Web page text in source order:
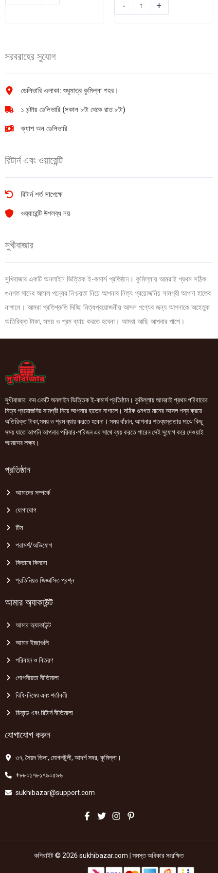
মিল্কি
বেবি
quantity
-
বেবি
ক্রিম
+
সরবরাহের সুযোগ
ডেলিভারি এলাকা: শুধুমাত্র কুমিল্লা শহর।
১ ঘন্টায় ডেলিভারি (সকাল ৮টা থেকে রাত ৮টা)
ক্যাশ অন ডেলিভারি
রিটার্ন এবং ওয়ারেন্টি
রিটার্ন শর্ত সাপেক্ষে
ওয়্যারেন্টি উপলব্ধ নয়
সুখীবাজার
সুখিবাজার একটি অনলাইন ভিত্তিক ই-কমার্স প্রতিষ্ঠান। কুমিল্লায় আমরাই প্রথম সঠিক
গুনগত মানের আসল পন্যের নিশ্চয়তা নিয়ে আপনার নিত্য প্রয়োজনিয় সামগ্রী আপনা হাতের
নাগালে। আমরা প্রতিশ্রুতি দিচ্ছি নিত্যপ্রয়োজনীয় আসল পণ্যের জন্য আপনাকে অহেতুক
অতিরিক্ত টাকা, সময় ও শ্রম ব্যায় করতে হবেনা। আমরা আছি আপনার পাশে।
সুখীবাজার .কম একটি অনলাইন ভিত্তিক ই-কমার্স প্রতিষ্ঠান। কুমিল্লায় আমরাই প্রথম পরিবারের
নিত্য প্রয়োজনিয় সামগ্রী নিয়ে আপনার হাতের নাগালে। সঠিক গুনগত মানের আসল পন্য ক্রয়ে
অতিরিক্ত টাকা,সময় ও শ্রম ব্যায় করতে হবেনা। সময় বাঁচান, আপনার শতব্যস্ততার মাঝে কিছু
সময় যাতে আপনি আপনার পরিবার-পরিজন এর সাথে ব্যয় করতে পারেন সেই সুযোগ করে দেওয়াই
আমাদের লক্ষ্য।
প্রতিষ্ঠান
আমাদের সম্পর্কে
যোগাযোগ
টিম
পরামর্শ/অভিযোগ
কিভাবে কিনবো
প্রতিনিয়ত জিজ্ঞাসিত প্রশ্ন
আমার অ্যাকাউন্ট
আমার অ্যাকাউন্ট
আমার ইচ্ছাগুলি
পরিবহন ও বিতরণ
গোপনীয়তা নীতিমালা
বিধি-নিষেধ এবং শর্তাবলী
রিফান্ড এবং রিটার্ন নীতিমালা
যোগাযোগ করুন
৩৭, সৈয়দ ভিলা, মোগলটুলী, আদর্শ সদর, কুমিল্লা।
+৮৮০১৭৮১৭৯০৫৯৬
sukhibazar@support.com
কপিরাইট © 2026 sukhibazar.com | সমস্ত অধিকার সংরক্ষিত